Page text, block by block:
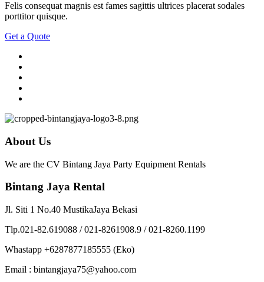
Felis consequat magnis est fames sagittis ultrices placerat sodales
porttitor quisque.
Get a Quote
About Us
We are the CV Bintang Jaya Party Equipment Rentals
Bintang Jaya Rental
Jl. Siti 1 No.40 MustikaJaya Bekasi
Tlp.021-82.619088 / 021-8261908.9 / 021-8260.1199
Whastapp +6287877185555 (Eko)
Email : bintangjaya75@yahoo.com